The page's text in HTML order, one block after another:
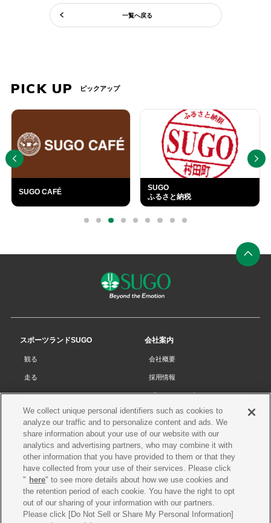
一覧へ戻る
PICK UP ピックアップ
SUGO CAFÉ
SUGO
ふるさと納税
外
部
0 1 2 3 4 5 6 7 8
PREV NEXT
の
スポーツランドSUGO
観る
走る
チケット
リザルト
コース・施設
SUGOで遊ぼう
スクール
イベントスケジュール
営業案内・アクセス
会社案内
会社概要
採用情報
プライバシーポリシー
Cookieポリシー
サイトマップ
お問い合わせ
プレス申請
We collect unique personal identifiers such as cookies to
analyze our traffic and to personalize content and ads. We
share information about your use of our website with our
analytics and advertising partners, who may combine it with
other information that you have provided to them or that they
have collected from your use of their services. Please click
" here" to see more details about how we use cookies and
the retention period of each cookie. You have the right to opt
out of our sharing of your information with our partners.
Please click [Do Not Sell or Share My Personal Information]